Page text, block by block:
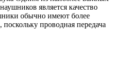
является качество
обычно имеют более
поскольку проводная передача